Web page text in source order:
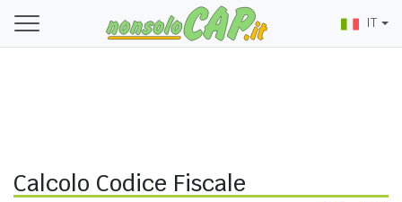
IT
Calcolo Codice Fiscale